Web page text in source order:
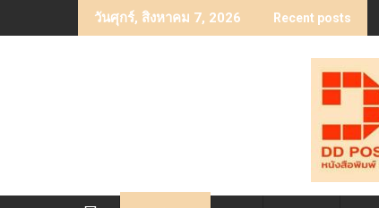
to
วันศุกร์, สิงหาคม 7, 2026 Recent posts